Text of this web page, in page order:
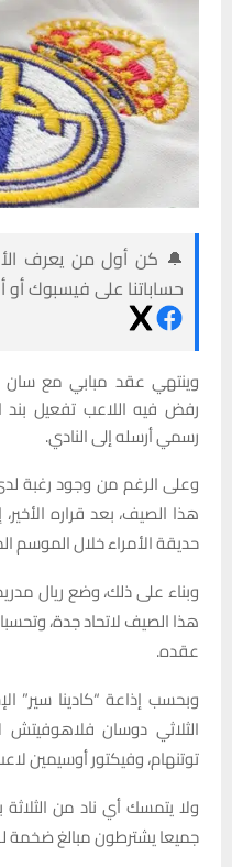
🔔 كن أول من يعرف
حساباتنا على فيسبوك
رفض فيه اللاعب تفعيل
رسمي أرسله إلى النادي.
وعلى الرغم من وجود رغبة
هذا الصيف، بعد قراره
حديقة الأمراء خلال الموسم
هذا الصيف لاتحاد جدة،
عقده.
وبحسب إذاعة “كادينا سير”
الثلاثي دوسان
توتنهام، وفيكتور أوسيمين
ولا يتمسك أي ناد من
جميعا يشترطون مبالغ ضخمة